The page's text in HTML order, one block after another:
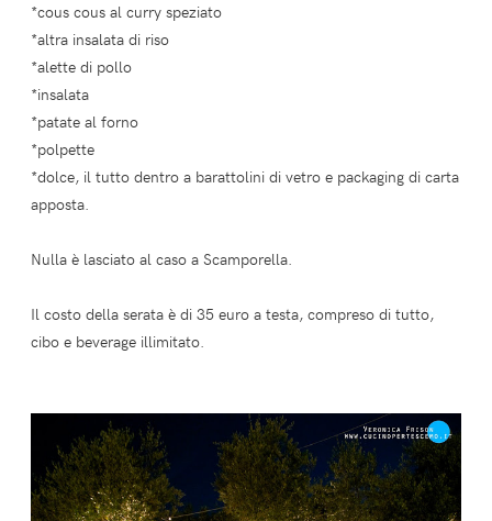
*cous cous al curry speziato
*altra insalata di riso
*alette di pollo
*insalata
*patate al forno
*polpette
*dolce, il tutto dentro a barattolini di vetro e packaging di carta
apposta.
Nulla è lasciato al caso a Scamporella.
Il costo della serata è di 35 euro a testa, compreso di tutto,
cibo e beverage illimitato.